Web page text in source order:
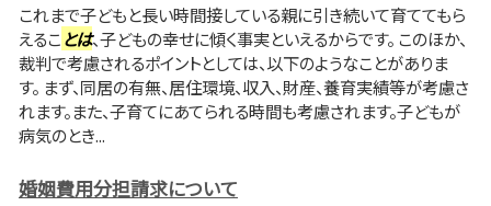
これまで子どもと長い時間接している親に引き続いて育ててもら
えることは、子どもの幸せに傾く事実といえるからです。 このほか、
裁判で考慮されるポイントとしては、以下のようなことがありま
す。 まず、同居の有無、居住環境、収入、財産、養育実績等が考慮さ
れます。また、子育てにあてられる時間も考慮されます。子どもが
病気のとき...
婚姻費用分担請求について